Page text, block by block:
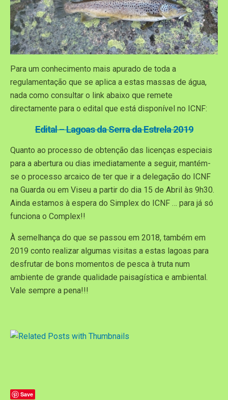
Para um conhecimento mais apurado de toda a
regulamentação que se aplica a estas massas de água,
nada como consultar o link abaixo que remete
directamente para o edital que está disponível no ICNF:
Edital – Lagoas da Serra da Estrela 2019
Quanto ao processo de obtenção das licenças especiais
para a abertura ou dias imediatamente a seguir, mantém-
se o processo arcaico de ter que ir a delegação do ICNF
na Guarda ou em Viseu a partir do dia 15 de Abril às 9h30.
Ainda estamos à espera do Simplex do ICNF … para já só
funciona o Complex!!
À semelhança do que se passou em 2018, também em
2019 conto realizar algumas visitas a estas lagoas para
desfrutar de bons momentos de pesca à truta num
ambiente de grande qualidade paisagística e ambiental.
Vale sempre a pena!!!
Save